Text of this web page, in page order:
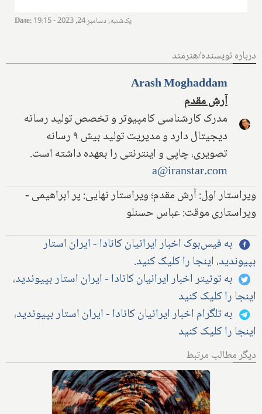
Date: یک‌شنبه, دسامبر 24, 2023 - 19:15
درباره نویسنده/هنرمند
Arash Moghaddam
آرش مقدم
مدرک کارشناسی کامپیوتر و تخصص تولید رسانه
دیجیتال دارد و مدیریت تولید بیش ۹ رسانه
تصویری، چاپی و اینترنتی را بعهده داشته است.
a@iranstar.com
ویراستار اول: آرش مقدم؛ ویراستار نهایی: پر ابراهیمی -
ویراستاری موقت: عباس حسنلو
به فیس‌بوک اخبار ایرانیان کانادا - ایران استار
بپیوندید، اینجا را کلیک کنید.
به توئیتر اخبار ایرانیان کانادا - ایران استار بپیوندید،
اینجا را کلیک کنید
به تلگرام اخبار ایرانیان کانادا - ایران استار بپیوندید،
اینجا را کلیک کنید
دیگر مطالب مرتبط